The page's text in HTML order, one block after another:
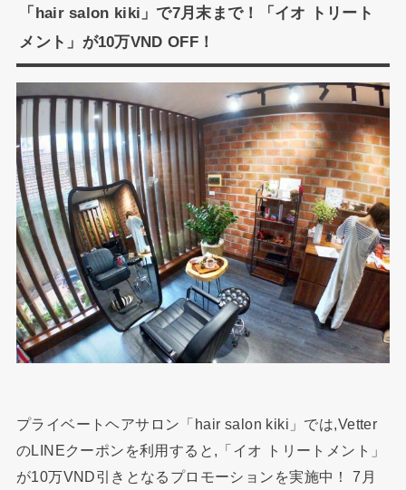
「hair salon kiki」で7月末まで！「イオ トリート
メント」が10万VND OFF！
プライベートヘアサロン「hair salon kiki」では,Vetter
のLINEクーポンを利用すると,「イオ トリートメント」
が10万VND引きとなるプロモーションを実施中！ 7月